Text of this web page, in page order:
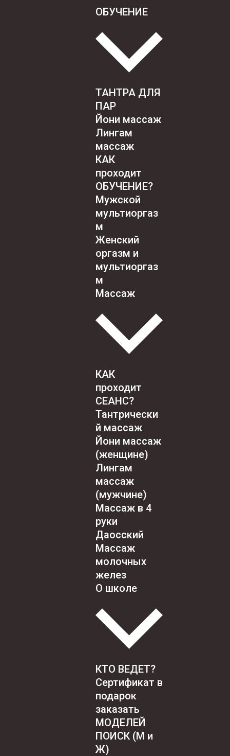
ОБУЧЕНИЕ
ТАНТРА ДЛЯ
ПАР
Йони массаж
Лингам
массаж
КАК
проходит
ОБУЧЕНИЕ?
Мужской
мультиоргаз
м
Женский
оргазм и
мультиоргаз
м
Массаж
КАК
проходит
СЕАНС?
Тантрически
й массаж
Йони массаж
(женщине)
Лингам
массаж
(мужчине)
Массаж в 4
руки
Даосский
Массаж
молочных
желез
О школе
КТО ВЕДЕТ?
Сертификат в
подарок
заказать
МОДЕЛЕЙ
ПОИСК (М и
Ж)